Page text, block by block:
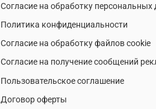
Согласие на обработку персональных
Политика конфиденциальности
Согласие на обработку файлов cookie
Согласие на получение сообщений
Пользовательское соглашение
Договор оферты